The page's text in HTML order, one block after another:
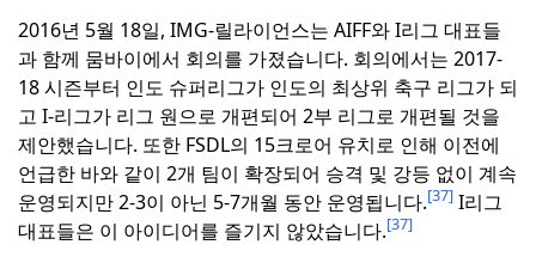
2016년 5월 18일, IMG-릴라이언스는 AIFF와 I리그 대표들
과 함께 뭄바이에서 회의를 가졌습니다. 회의에서는 2017-
18 시즌부터 인도 슈퍼리그가 인도의 최상위 축구 리그가 되
고 I-리그가 리그 원으로 개편되어 2부 리그로 개편될 것을
제안했습니다. 또한 FSDL의 15크로어 유치로 인해 이전에
언급한 바와 같이 2개 팀이 확장되어 승격 및 강등 없이 계속
운영되지만 2-3이 아닌 5-7개월 동안 운영됩니다.[37] I리그
대표들은 이 아이디어를 즐기지 않았습니다.[37]